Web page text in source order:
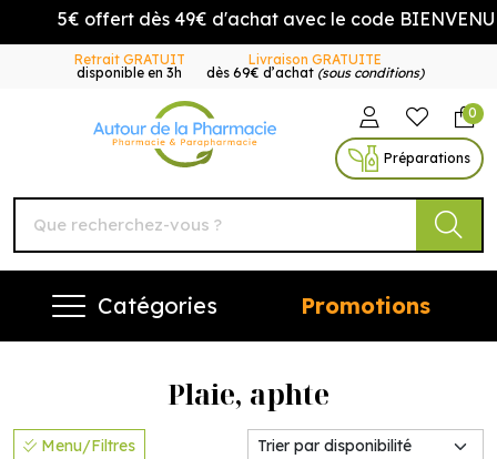
5€ offert dès 49€ d'achat avec le code BIENVENUE5
Retrait GRATUIT
disponible en 3h
Livraison GRATUITE
dès 69€ d’achat (sous conditions)
Autour de la Pharmacie
0
Préparations
Catégories Promotions
Plaie, aphte
Menu/Filtres